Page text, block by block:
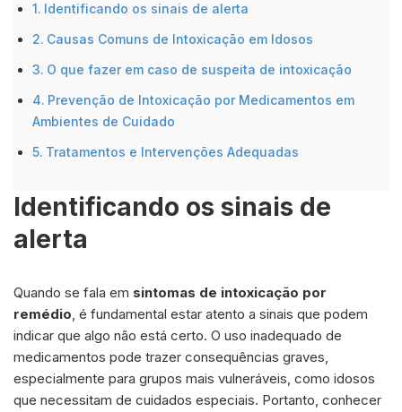
Identificando os sinais de alerta
Causas Comuns de Intoxicação em Idosos
O que fazer em caso de suspeita de intoxicação
Prevenção de Intoxicação por Medicamentos em
Ambientes de Cuidado
Tratamentos e Intervenções Adequadas
Identificando os sinais de
alerta
Quando se fala em sintomas de intoxicação por
remédio, é fundamental estar atento a sinais que podem
indicar que algo não está certo. O uso inadequado de
medicamentos pode trazer consequências graves,
especialmente para grupos mais vulneráveis, como idosos
que necessitam de cuidados especiais. Portanto, conhecer